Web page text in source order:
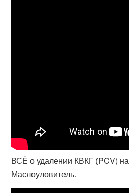
ВСЁ о удалении КВКГ (PCV)
Маслоуловитель.